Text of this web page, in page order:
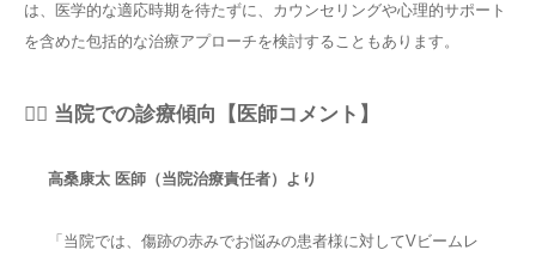
は、医学的な適応時期を待たずに、カウンセリングや心理的サポート
を含めた包括的な治療アプローチを検討することもあります。
👨‍⚕️ 当院での診療傾向【医師コメント】
高桑康太 医師（当院治療責任者）より
「当院では、傷跡の赤みでお悩みの患者様に対してVビームレ